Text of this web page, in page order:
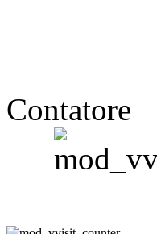
Contatore